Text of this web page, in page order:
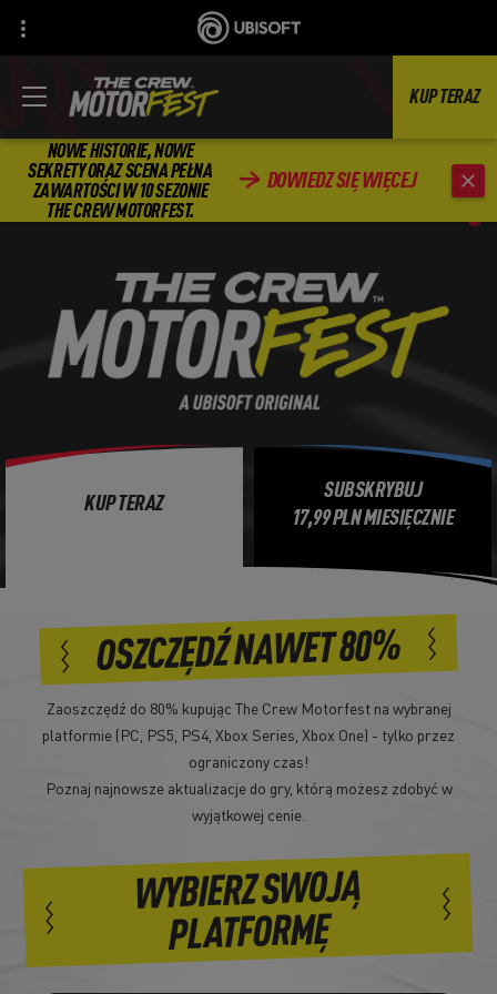
NOWE HISTORIE, NOWE
SEKRETY ORAZ SCENA PEŁNA
ZAWARTOŚCI W 10 SEZONIE
THE CREW MOTORFEST.
DOWIEDZ SIĘ WIĘCEJ
KUP TERAZ
KUP TERAZ
SUBSKRYBUJ
17,99 PLN MIESIĘCZNIE
OSZCZĘDŹ NAWET 80%
Zaoszczędź do 80% kupując The Crew Motorfest na wybranej
platformie (PC, PS5, PS4, Xbox Series, Xbox One) - tylko przez
ograniczony czas!
Poznaj najnowsze aktualizacje do gry, którą możesz zdobyć w
wyjątkowej cenie.
WYBIERZ SWOJĄ
PLATFORMĘ